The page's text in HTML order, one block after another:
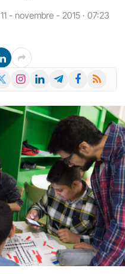
11 - novembre - 2015 · 07:23
Instagram
LinkedInTelegramFacebook
RSS